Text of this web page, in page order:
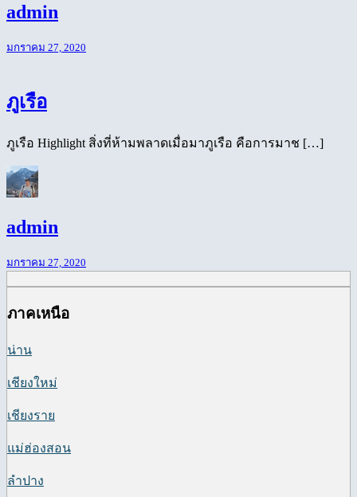
admin
มกราคม 27, 2020
ภูเรือ
ภูเรือ Highlight สิ่งที่ห้ามพลาดเมื่อมาภูเรือ คือการมาช […]
admin
มกราคม 27, 2020
ภาคเหนือ
น่าน
เชียงใหม่
เชียงราย
แม่ฮ่องสอน
ลำปาง